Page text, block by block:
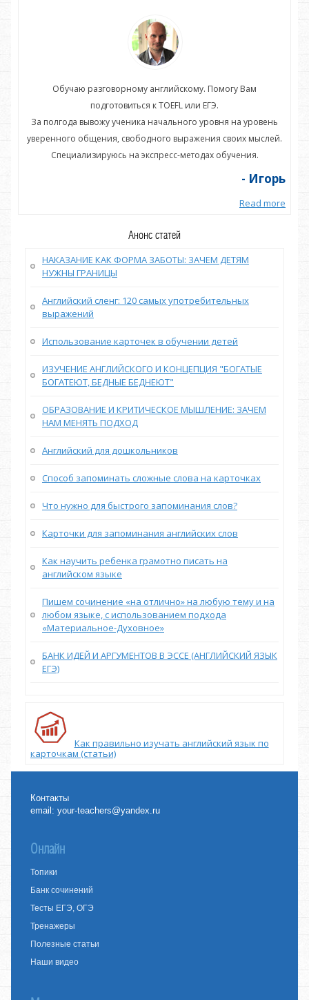
Обучаю разговорному английскому. Помогу Вам
подготовиться к TOEFL или ЕГЭ.
За полгода вывожу ученика начального уровня на уровень
уверенного общения, свободного выражения своих мыслей.
Специализируюсь на экспресс-методах обучения.
- Игорь
Read more
Анонс статей
НАКАЗАНИЕ КАК ФОРМА ЗАБОТЫ: ЗАЧЕМ ДЕТЯМ
НУЖНЫ ГРАНИЦЫ
Английский сленг: 120 самых употребительных
выражений
Использование карточек в обучении детей
ИЗУЧЕНИЕ АНГЛИЙСКОГО И КОНЦЕПЦИЯ "БОГАТЫЕ
БОГАТЕЮТ, БЕДНЫЕ БЕДНЕЮТ"
ОБРАЗОВАНИЕ И КРИТИЧЕСКОЕ МЫШЛЕНИЕ: ЗАЧЕМ
НАМ МЕНЯТЬ ПОДХОД
Английский для дошкольников
Способ запоминать сложные слова на карточках
Что нужно для быстрого запоминания слов?
Карточки для запоминания английских слов
Как научить ребенка грамотно писать на
английском языке
Пишем сочинение «на отлично» на любую тему и на
любом языке, с использованием подхода
«Материальное-Духовное»
БАНК ИДЕЙ И АРГУМЕНТОВ В ЭССЕ (АНГЛИЙСКИЙ ЯЗЫК
ЕГЭ)
Как правильно изучать английский язык по
карточкам (статьи)
Контакты
email:your-teachers@yandex.ru
Онлайн
Топики
Банк сочинений
Тесты ЕГЭ, ОГЭ
Тренажеры
Полезные статьи
Наши видео